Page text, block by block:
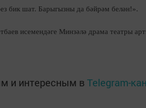
бик шат. Барыгызны да бәйрәм белән!».
исемендәге Минзәлә драма театры
и интересным в Telegram-